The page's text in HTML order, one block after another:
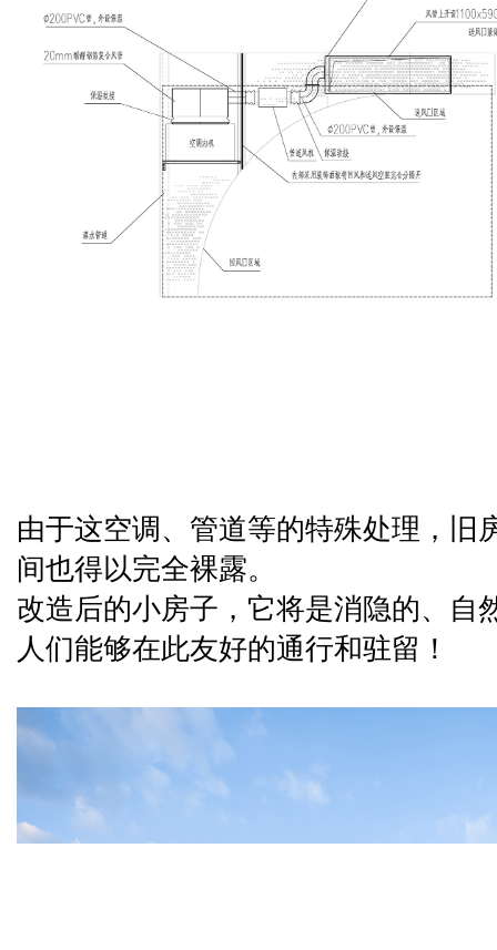
由于这空调、管道等的特殊处理，旧
间也得以完全裸露。
改造后的小房子，它将是消隐的、自
人们能够在此友好的通行和驻留！